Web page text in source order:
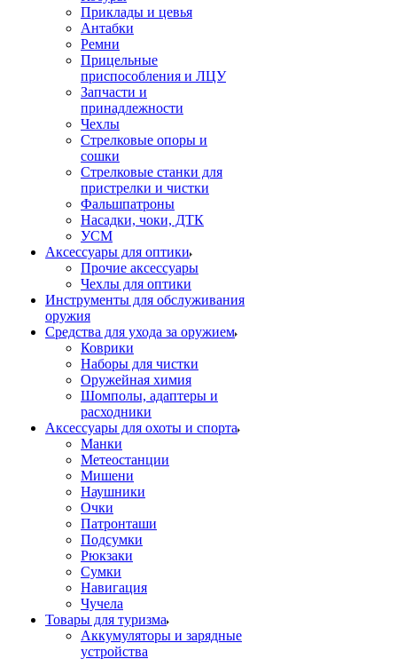
Приклады и цевья
Антабки
Ремни
Прицельные
приспособления и ЛЦУ
Запчасти и
принадлежности
Чехлы
Стрелковые опоры и
сошки
Стрелковые станки для
пристрелки и чистки
Фальшпатроны
Насадки, чоки, ДТК
УСМ
Аксессуары для оптики
Прочие аксессуары
Чехлы для оптики
Инструменты для обслуживания
оружия
Средства для ухода за оружием
Коврики
Наборы для чистки
Оружейная химия
Шомполы, адаптеры и
расходники
Аксессуары для охоты и спорта
Манки
Метеостанции
Мишени
Наушники
Очки
Патронташи
Подсумки
Рюкзаки
Сумки
Навигация
Чучела
Товары для туризма
Аккумуляторы и зарядные
устройства